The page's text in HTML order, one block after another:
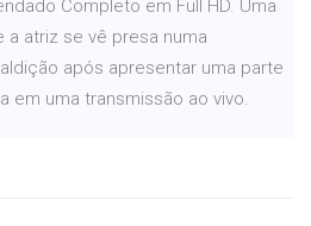
Completo em Full HD. Uma
a atriz se vê presa numa
após apresentar uma parte
em uma transmissão ao vivo.